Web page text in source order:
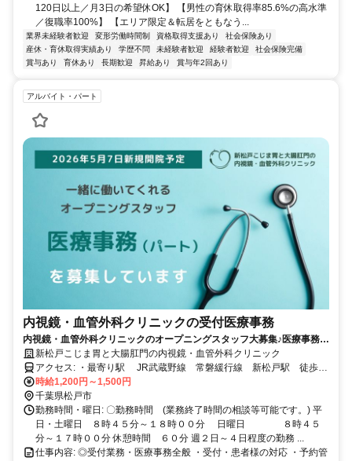
120日以上／月3日の希望休OK】 【男性の育休取得率85.6%の高水準
／復職率100%】 【エリア限定＆転居をともなう...
業界未経験者歓迎 変形労働時間制 資格取得支援あり
社会保険あり
産休・育休取得実績あり
学歴不問 未経験者歓迎 経験者歓迎
社会保険完備
賞与あり
育休あり 長期歓迎 昇給あり 賞与年2回あり
アルバイト・パート
内視鏡・血管外科クリニックの受付医療事務
内視鏡・血管外科クリニックのオープニングスタッフ大募集♪医療事務の
経験を活かせます☆
新松戸こじま胃と大腸肛門の内視鏡・血管外科クリニック
アクセス: ・最寄り駅 JR武蔵野線 常磐緩行線 新松戸駅 徒歩５
分 流鉄流山線 幸谷駅 徒歩４分
時給1,200円～1,500円
千葉県松戸市
勤務時間・曜日: 〇勤務時間 (業務終了時間の相談等可能です。) 平
日・土曜日 ８時４５分～１８時００分 日曜日 ８時４５
分～１７時００分 休憩時間 ６０分 週２日～４日程度の勤務 ...
仕事内容: ◎受付業務・医療事務全般 ・受付・患者様の対応 ・予約管